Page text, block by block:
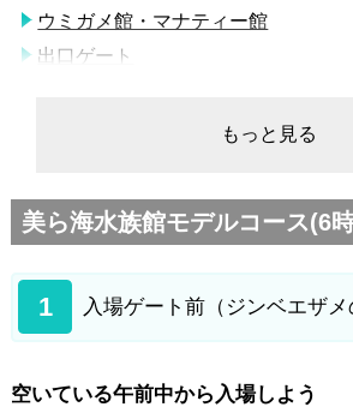
ウミガメ館・マナティー館
出口ゲート
もっと見る
美ら海水族館モデルコース(6
1 入場ゲート前（ジンベエザメ
空いている午前中から入場しよう